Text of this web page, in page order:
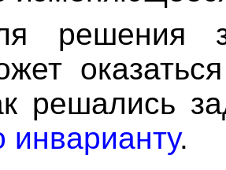
решения
решались
инварианту.